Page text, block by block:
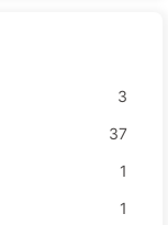
3
37
1
1